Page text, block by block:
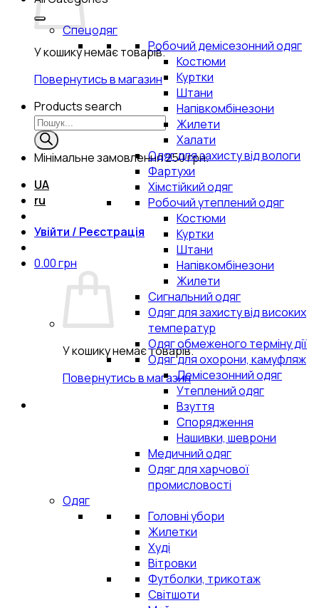
У кошику немає товарів.
Повернутись в магазин
Products search
Мінімальне замовлення250 грн.
UA
ru
Увійти / Реєстрація
0.00грн
У кошику немає товарів.
Повернутись в магазин
Спецодяг
Робочий демісезонний одяг
Костюми
Куртки
Штани
Напівкомбінезони
Жилети
Халати
Одяг для захисту від вологи
Фартухи
Хімстійкий одяг
Робочий утеплений одяг
Костюми
Куртки
Штани
Напівкомбінезони
Жилети
Сигнальний одяг
Одяг для захисту від високих
температур
Одяг обмеженого терміну дії
Одяг для охорони, камуфляж
Демісезонний одяг
Утеплений одяг
Взуття
Спорядження
Нашивки, шеврони
Медичний одяг
Одяг для харчової
промисловості
Одяг
Головні убори
Жилетки
Худі
Вітровки
Футболки, трикотаж
Світшоти